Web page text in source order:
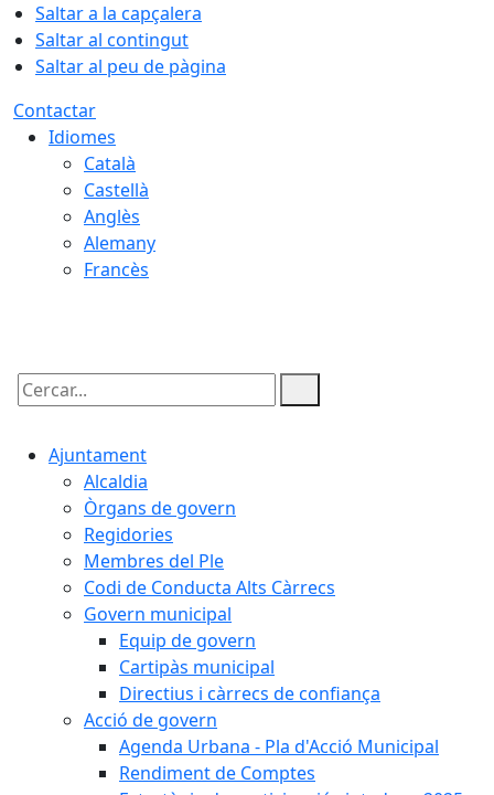
Saltar a la capçalera
Saltar al contingut
Saltar al peu de pàgina
Contactar
Idiomes
Català
Castellà
Anglès
Alemany
Francès
Cercar:
Ajuntament
Alcaldia
Òrgans de govern
Regidories
Membres del Ple
Codi de Conducta Alts Càrrecs
Govern municipal
Equip de govern
Cartipàs municipal
Directius i càrrecs de confiança
Acció de govern
Agenda Urbana - Pla d'Acció Municipal
Rendiment de Comptes